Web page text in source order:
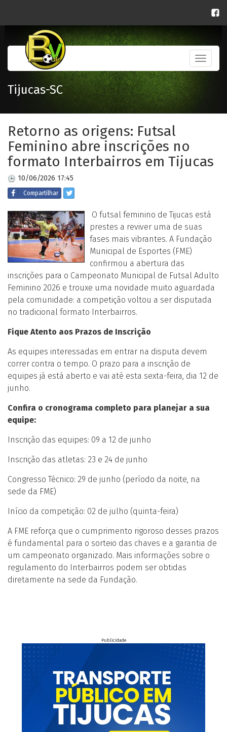
Toggle
Tijucas-SC
Retorno as origens: Futsal
Feminino abre inscrições no
formato Interbairros em Tijucas
10/06/2026 17:45
Compartilhar
O futsal feminino de Tijucas está
prestes a reviver uma de suas
fases mais vibrantes. A Fundação
Municipal de Esportes (FME)
confirmou a abertura das
inscrições para o Campeonato Municipal de Futsal Adulto
Feminino 2026 e trouxe uma novidade muito aguardada
pela comunidade: a competição voltou a ser disputada
no tradicional formato Interbairros.
Fique Atento aos Prazos de Inscrição
As equipes interessadas em entrar na disputa devem
correr contra o tempo. O prazo para a inscrição de
equipes já está aberto e vai até esta sexta-feira, dia 12 de
junho.
Confira o cronograma completo para planejar a sua
equipe:
Inscrição das equipes: 09 a 12 de junho
Inscrição das atletas: 23 e 24 de junho
Congresso Técnico: 29 de junho (período da noite, na
sede da FME)
Início da competição: 02 de julho (quinta-feira)
A FME reforça que o cumprimento rigoroso desses prazos
é fundamental para o sorteio das chaves e a garantia de
um campeonato organizado. Mais informações sobre o
regulamento do Interbairros podem ser obtidas
diretamente na sede da Fundação.
Publicidade